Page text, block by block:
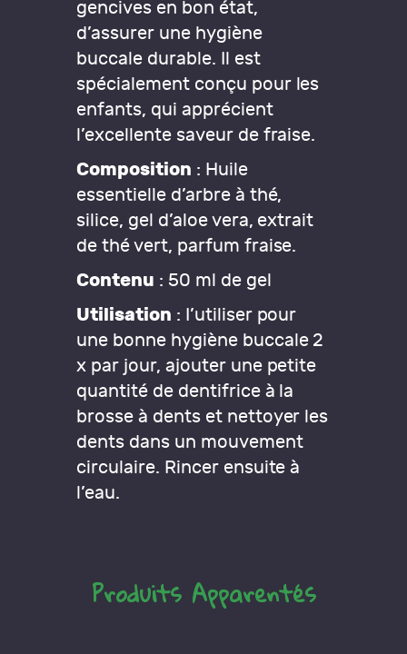
gencives en bon état,
d’assurer une hygiène
buccale durable. Il est
spécialement conçu pour les
enfants, qui apprécient
l’excellente saveur de fraise.
Composition : Huile
essentielle d’arbre à thé,
silice, gel d’aloe vera, extrait
de thé vert, parfum fraise.
Contenu : 50 ml de gel
Utilisation : I’utiliser pour
une bonne hygiène buccale 2
x par jour, ajouter une petite
quantité de dentifrice à la
brosse à dents et nettoyer les
dents dans un mouvement
circulaire. Rincer ensuite à
l’eau.
Produits Apparentés